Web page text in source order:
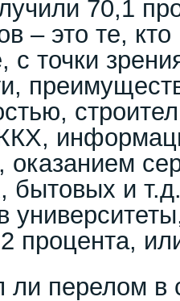
70,1
– это те,
с точки
оказанием
бытовых и
процента,
ли перелом в